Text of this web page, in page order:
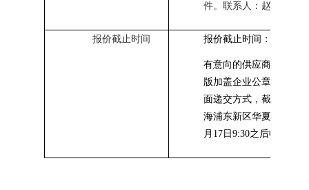
件。 联系人：赵老师，
报价截止时间 报价截止时间：
有意向的供应商请在
版加盖企业公章的报价
面递交方式，截止时间
海浦东新区华夏中路
月 17日 9:30之后收到的